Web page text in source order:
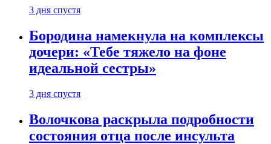
3 дня спустя
Бородина намекнула на комплексы
дочери: «Тебе тяжело на фоне
идеальной сестры»
3 дня спустя
Волочкова раскрыла подробности
состояния отца после инсульта